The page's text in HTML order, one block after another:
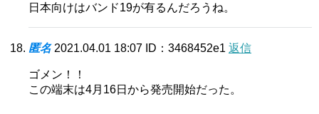
日本向けはバンド19が有るんだろうね。
匿名 2021.04.01 18:07 ID：3468452e1 返信
ゴメン！！
この端末は4月16日から発売開始だった。